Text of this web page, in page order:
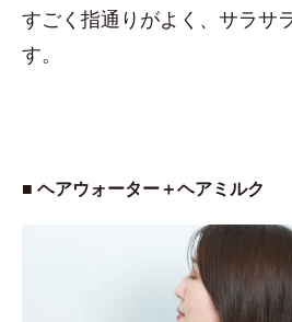
すごく指通りがよく、サラサ
す。
■ ヘアウォーター＋ヘアミルク